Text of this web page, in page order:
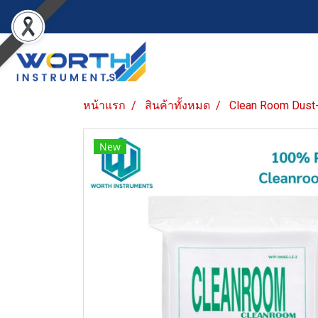
หน้าแรก สินค้าทั้งหมด Clean Room
New